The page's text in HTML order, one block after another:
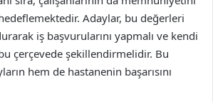
Adaylar, bu değerleri
iş başvurularını yapmalı ve kendi
çerçevede şekillendirmelidir. Bu
hem de hastanenin başarısını